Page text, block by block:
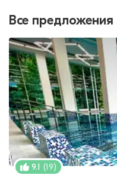
Все предложения
9.1 (19)